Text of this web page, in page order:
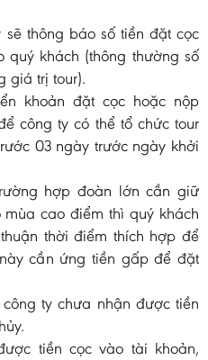
thông báo số tiền đặt cọc
quý khách (thông thường số
giá trị tour).
khoản đặt cọc hoặc nộp
công ty có thể tổ chức tour
03 ngày trước ngày khởi
hợp đoàn lớn cần giữ
cao điểm thì quý khách
thời điểm thích hợp để
cần ứng tiền gấp để đặt
ty chưa nhận được tiền
tiền cọc vào tài khoản,